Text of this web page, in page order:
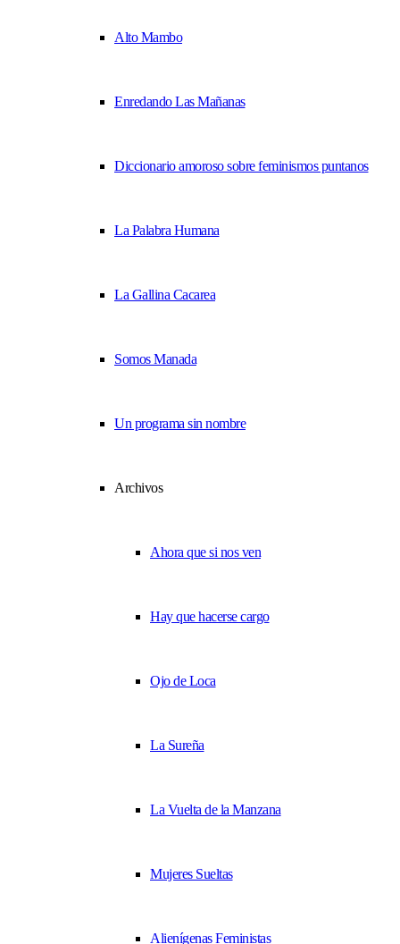
Alto Mambo
Enredando Las Mañanas
Diccionario amoroso sobre feminismos puntanos
La Palabra Humana
La Gallina Cacarea
Somos Manada
Un programa sin nombre
Archivos
Ahora que si nos ven
Hay que hacerse cargo
Ojo de Loca
La Sureña
La Vuelta de la Manzana
Mujeres Sueltas
Alienígenas Feministas